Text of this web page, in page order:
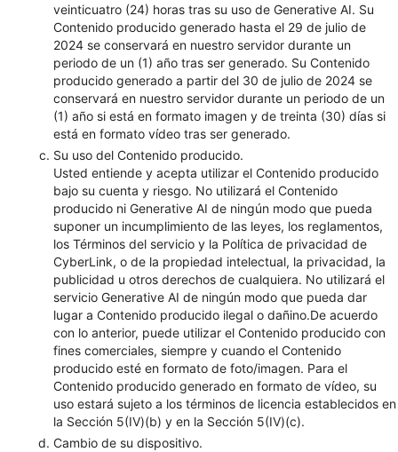
veinticuatro (24) horas tras su uso de Generative AI. Su
Contenido producido generado hasta el 29 de julio de
2024 se conservará en nuestro servidor durante un
periodo de un (1) año tras ser generado. Su Contenido
producido generado a partir del 30 de julio de 2024 se
conservará en nuestro servidor durante un periodo de un
(1) año si está en formato imagen y de treinta (30) días si
está en formato vídeo tras ser generado.
Su uso del Contenido producido.
Usted entiende y acepta utilizar el Contenido producido
bajo su cuenta y riesgo. No utilizará el Contenido
producido ni Generative AI de ningún modo que pueda
suponer un incumplimiento de las leyes, los reglamentos,
los Términos del servicio y la Política de privacidad de
CyberLink, o de la propiedad intelectual, la privacidad, la
publicidad u otros derechos de cualquiera. No utilizará el
servicio Generative AI de ningún modo que pueda dar
lugar a Contenido producido ilegal o dañino.De acuerdo
con lo anterior, puede utilizar el Contenido producido con
fines comerciales, siempre y cuando el Contenido
producido esté en formato de foto/imagen. Para el
Contenido producido generado en formato de vídeo, su
uso estará sujeto a los términos de licencia establecidos en
la Sección 5(IV)(b) y en la Sección 5(IV)(c).
Cambio de su dispositivo.